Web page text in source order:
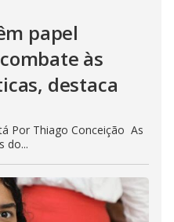
papel
às
destaca
Por Thiago Conceição As
do...